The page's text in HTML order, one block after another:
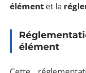
élément et la
élément